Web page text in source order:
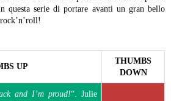
questa serie di portare avanti un gran bello
UP
THUMBS
DOWN
and I’m proud!“. Julie